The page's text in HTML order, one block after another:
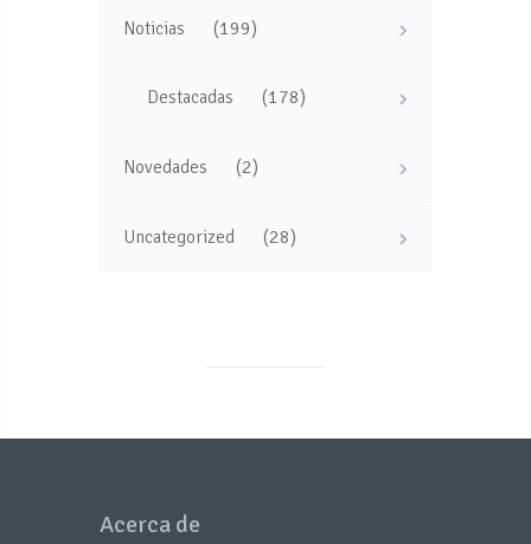
Noticias (199)
Destacadas (178)
Novedades (2)
Uncategorized (28)
Acerca de